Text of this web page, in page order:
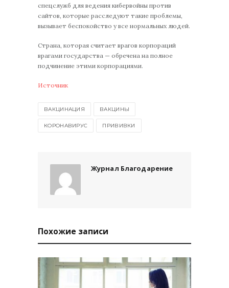
спецслужб для ведения кибервойны против
сайтов, которые расследуют такие проблемы,
вызывает беспокойство у все нормальных людей.
Страна, которая считает врагов корпораций
врагами государства — обречена на полное
подчинение этими корпорациями.
Источник
ВАКЦИНАЦИЯ ВАКЦИНЫ
КОРОНАВИРУС ПРИВИВКИ
Журнал Благодарение
Похожие записи